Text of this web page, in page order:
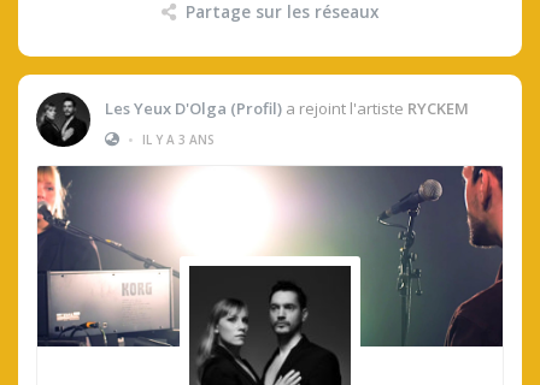
Partage sur les réseaux
Les Yeux D'Olga (profil) a rejoint l'artiste RYCKEM
•
IL Y A 3 ANS